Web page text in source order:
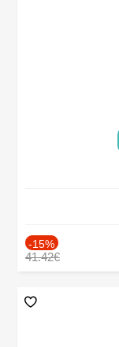
-15%
41.42€